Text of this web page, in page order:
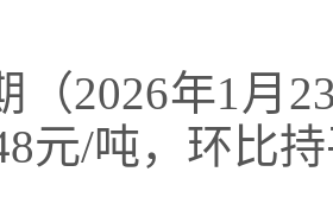
（2026年1月
元/吨，环比